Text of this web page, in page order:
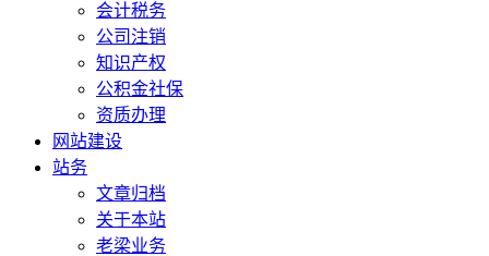
会计税务
公司注销
知识产权
公积金社保
资质办理
网站建设
站务
文章归档
关于本站
老梁业务